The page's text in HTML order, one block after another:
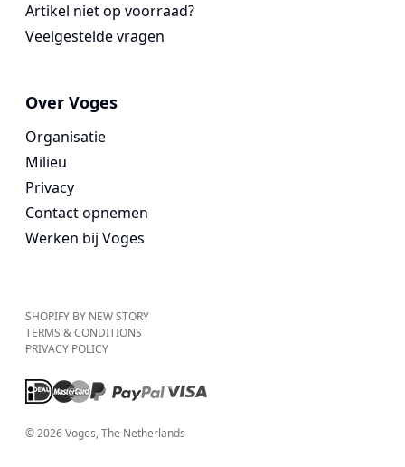
Artikel niet op voorraad?
Veelgestelde vragen
Over Voges
Organisatie
Milieu
Privacy
Contact opnemen
Werken bij Voges
SHOPIFY BY NEW STORY
TERMS & CONDITIONS
PRIVACY POLICY
©2026Voges, The Netherlands